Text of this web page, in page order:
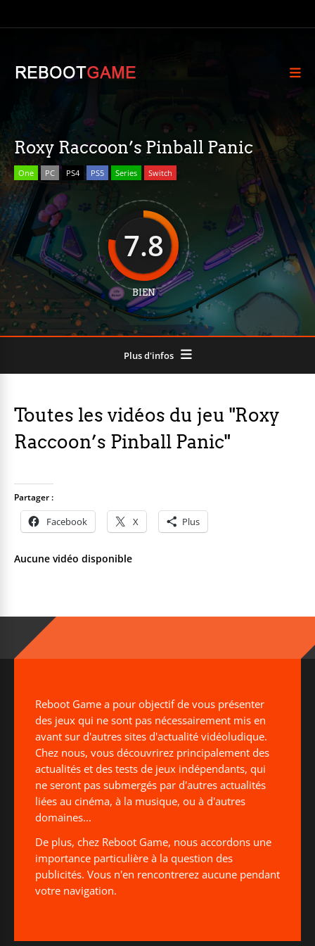
Roxy Raccoon’s Pinball Panic
One PC PS4 PS5 Series Switch
7.8
BIEN
Plus d'infos
Toutes les vidéos du jeu "Roxy
Raccoon’s Pinball Panic"
Partager :
Facebook X Plus
Aucune vidéo disponible
Reboot Game a pour objectif de vous présenter
des jeux qui ne sont pas nécessairement mis en
avant sur d'autres sites d'actualité vidéoludique.
Chez nous, vous découvrirez principalement des
actualités et des tests de jeux indépendants, qui
ne seront pas submergés par d'autres actualités
liées au cinéma, à la musique, ou à d'autres
domaines...
De plus, chez Reboot Game, nous accordons une
importance particulière à la question des
publicités. Vous n'en rencontrerez aucune pendant
votre navigation.